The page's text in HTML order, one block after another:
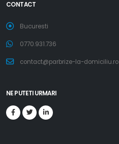
CONTACT
Bucuresti
0770.931.736
contact@parbrize-la-domiciliu.ro
NE PUTETI URMARI